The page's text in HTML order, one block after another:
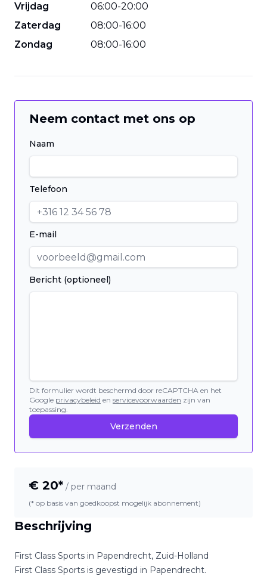
Vrijdag
06:00-20:00
Zaterdag
08:00-16:00
Zondag
08:00-16:00
Beschrijving
First Class Sports in Papendrecht, Zuid-Holland
First Class Sports is gevestigd in Papendrecht.
Neem contact met ons op
Naam
Telefoon
E-mail
Bericht (optioneel)
Dit formulier wordt beschermd door reCAPTCHA en het
Google privacybeleid en servicevoorwaarden zijn van
toepassing.
Verzenden
€ 20* / per maand
(* op basis van goedkoopst mogelijk abonnement)